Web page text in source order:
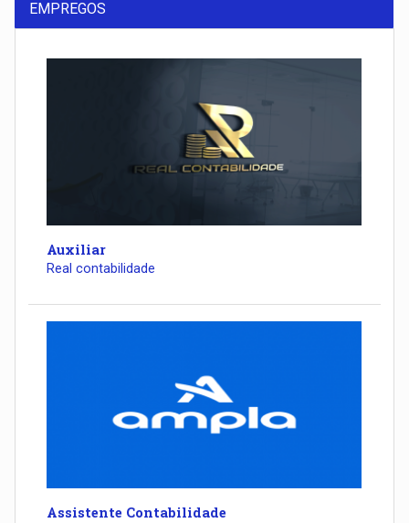
EMPREGOS
Auxiliar
Real contabilidade
Assistente Contabilidade